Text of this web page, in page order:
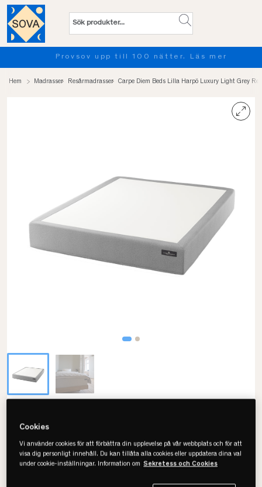
Provsov upp till 100 nätter. Läs mer
Hem Madrasser Resårmadrasser Carpe Diem Beds Lilla Harpö Luxury Light Grey
Lilla Harpö Luxury Light Grey
Resårmadrass
Cookies
Vi använder cookies för att förbättra din upplevelse på vår webbplats och för att
visa dig personligt innehåll. Du kan tillåta alla cookies eller uppdatera dina val
under cookie-inställningar. Information om Sekretess och Cookies